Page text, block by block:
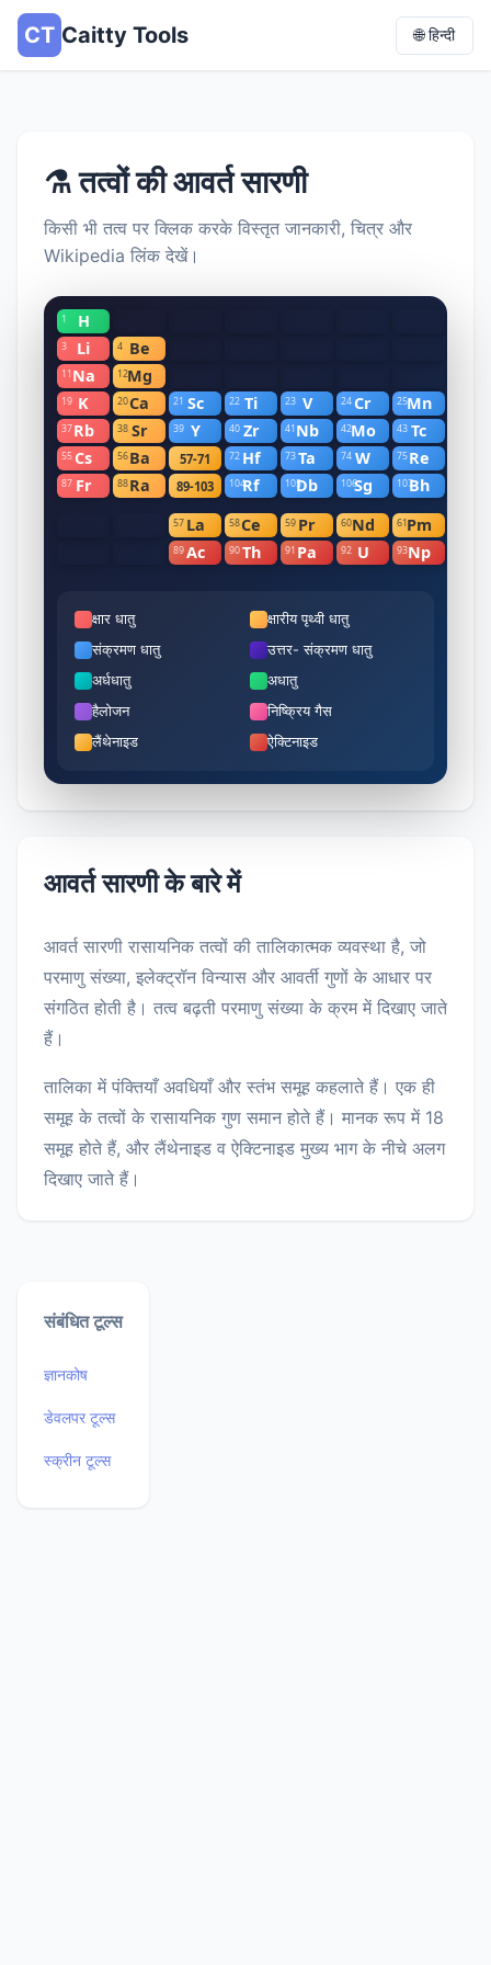
CT Caitty Tools 🌐 हिन्दी
⚗️ तत्वों की आवर्त सारणी
किसी भी तत्व पर क्लिक करके विस्तृत जानकारी, चित्र और
Wikipedia लिंक देखें।
1 H
3 Li 4 Be
11 Na 12Mg
19 K 20Ca 21 Sc 22 Ti 23 V 24Cr 25Mn
37Rb 38 Sr 39 Y 40 Zr 41 Nb 42Mo 43 Tc
55 Cs 56Ba 57-71 72 Hf 73Ta 74 W 75Re
87 Fr 88Ra 89-103 104Rf 105Db 106Sg 107Bh
57 La 58Ce 59 Pr 60Nd 61Pm
89Ac 90Th 91 Pa 92 U 93Np
क्षार धातु
क्षारीय पृथ्वी धातु
संक्रमण धातु
उत्तर- संक्रमण धातु
अर्धधातु
अधातु
हैलोजन
निष्क्रिय गैस
लैंथेनाइड
ऐक्टिनाइड
आवर्त सारणी के बारे में
आवर्त सारणी रासायनिक तत्वों की तालिकात्मक व्यवस्था है, जो
परमाणु संख्या, इलेक्ट्रॉन विन्यास और आवर्ती गुणों के आधार पर
संगठित होती है। तत्व बढ़ती परमाणु संख्या के क्रम में दिखाए जाते
हैं।
तालिका में पंक्तियाँ अवधियाँ और स्तंभ समूह कहलाते हैं। एक ही
समूह के तत्वों के रासायनिक गुण समान होते हैं। मानक रूप में 18
समूह होते हैं, और लैंथेनाइड व ऐक्टिनाइड मुख्य भाग के नीचे अलग
दिखाए जाते हैं।
संबंधित टूल्स
ज्ञानकोष
डेवलपर टूल्स
स्क्रीन टूल्स